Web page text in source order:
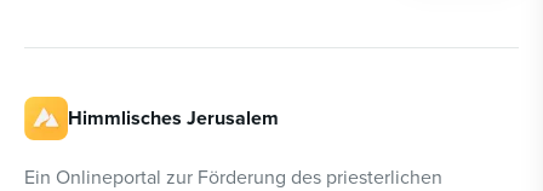
Himmlisches Jerusalem
Ein Onlineportal zur Förderung des priesterlichen